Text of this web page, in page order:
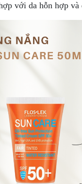
với da hỗn hợp và